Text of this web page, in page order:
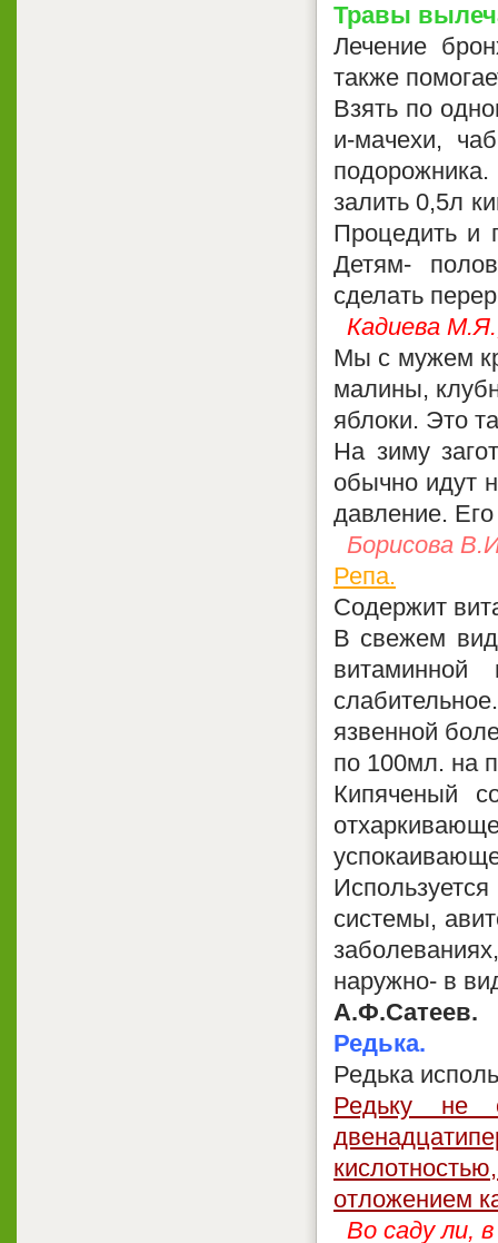
Травы
Лечение
также
Взять по
и-мачехи,
залить 0,5л
Процедить и
Детям-
сделать
Кадиева
Мы с мужем
малины,
яблоки. Это
На зиму
обычно идут
давление.
Борисова
Репа.
Содержит
В свежем
витаминной
язвенной
по 100мл. на
Кипяченый
системы,
наружно- в
А.Ф.Сатеев.
Редька.
Редька
Редьку не
отложением
Во саду ли,